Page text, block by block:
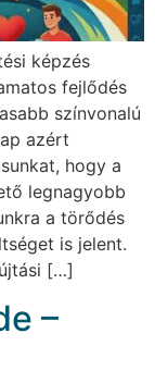
képzés
fejlődés
színvonalú
azért
hogy a
legnagyobb
a törődés
is jelent.
[…]
–